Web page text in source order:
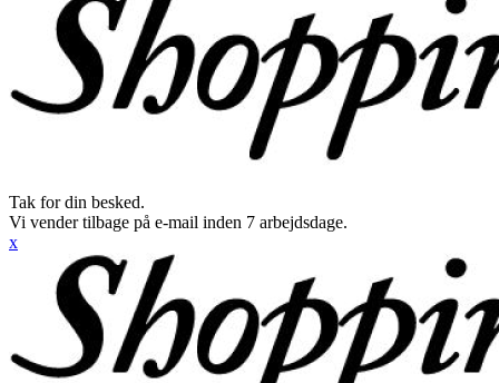
Tak for din besked.
Vi vender tilbage på e-mail inden 7 arbejdsdage.
x